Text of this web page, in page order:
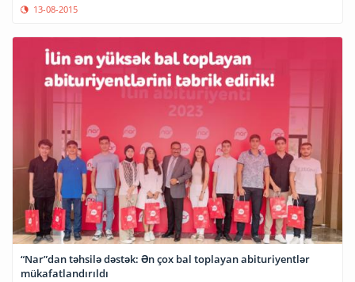
13-08-2015
“Nar”dan təhsilə dəstək: Ən çox bal toplayan abituriyentlər
mükafatlandırıldı